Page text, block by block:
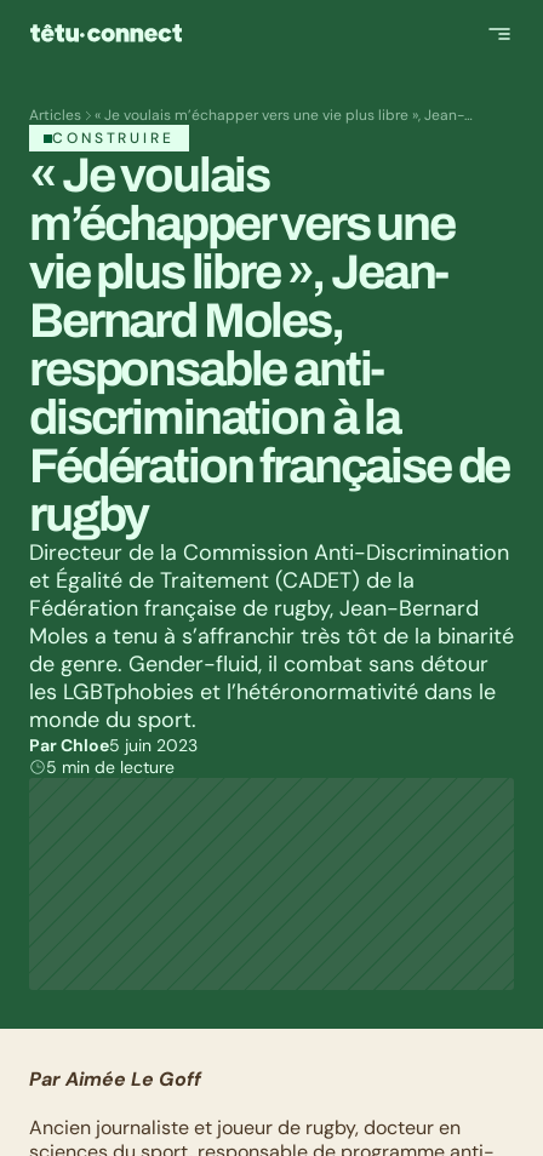
Articles
« Je voulais m’échapper vers une vie plus libre », Jean-
Bernard Moles, responsable anti-discrimination à la
Fédération française de rugby
CONSTRUIRE
« Je voulais
m’échapper vers une
vie plus libre », Jean-
Bernard Moles,
responsable anti-
discrimination à la
Fédération française de
rugby
Directeur de la Commission Anti-Discrimination
et Égalité de Traitement (CADET) de la
Fédération française de rugby, Jean-Bernard
Moles a tenu à s’affranchir très tôt de la binarité
de genre. Gender-fluid, il combat sans détour
les LGBTphobies et l’hétéronormativité dans le
monde du sport.
Par Chloe5 juin 2023
5 min de lecture
Par Aimée Le Goff
Ancien journaliste et joueur de rugby, docteur en